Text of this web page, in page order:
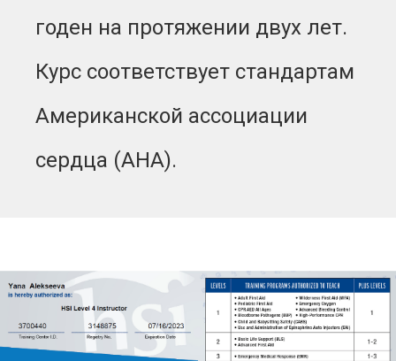
годен на протяжении двух лет.
Курс соответствует стандартам
Американской ассоциации
сердца (AHA).